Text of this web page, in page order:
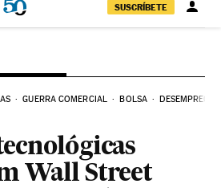
SUSCRÍBETE
GUERRA COMERCIAL BOLSA DESEMPREGO
Wall Street